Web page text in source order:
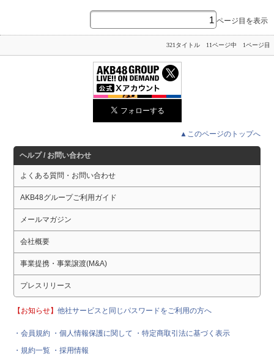
ページ目を表示
321タイトル 11ページ中 1ページ目
▲このページのトップへ
ヘルプ / お問い合わせ
よくある質問・お問い合わせ
AKB48グループご利用ガイド
メールマガジン
会社概要
事業提携・事業譲渡(M&A)
プレスリリース
【お知らせ】他社サービスと同じパスワードをご利用の方へ
・会員規約 ・個人情報保護に関して
・特定商取引法に基づく表示
・規約一覧 ・採用情報